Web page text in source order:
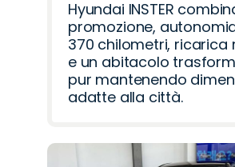
Hyundai INSTER
promozione,
370 chilometri, ricarica
e un abitacolo
pur mantenendo
adatte alla città.